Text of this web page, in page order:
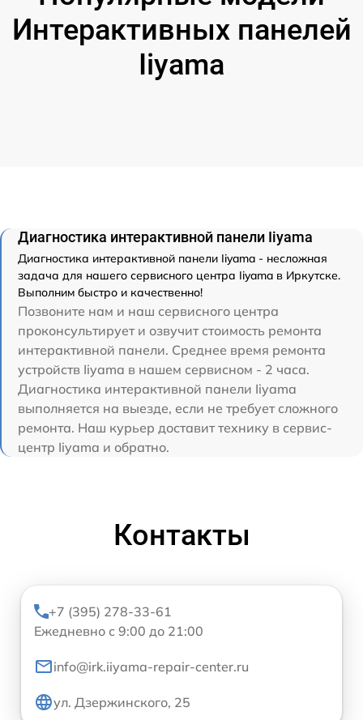
Интерактивных панелей
Iiyama
Диагностика интерактивной панели Iiyama
Диагностика интерактивной панели Iiyama - несложная
задача для нашего сервисного центра Iiyama в Иркутске.
Выполним быстро и качественно!
Позвоните нам и наш сервисного центра
проконсультирует и озвучит стоимость ремонта
интерактивной панели. Среднее время ремонта
устройств Iiyama в нашем сервисном - 2 часа.
Диагностика интерактивной панели Iiyama
выполняется на выезде, если не требует сложного
ремонта. Наш курьер доставит технику в сервис-
центр Iiyama и обратно.
Контакты
+7 (395) 278-33-61
Ежедневно с 9:00 до 21:00
info@irk.iiyama-repair-center.ru
ул. Дзержинского, 25